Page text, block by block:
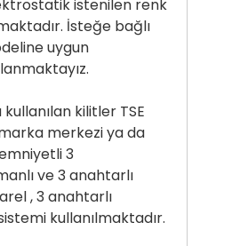
istenilen renk
İsteğe bağlı
uygun
kilitler TSE
merkezi ya da
3
ve 3 anahtarlı
, 3 anahtarlı
kullanılmaktadır.